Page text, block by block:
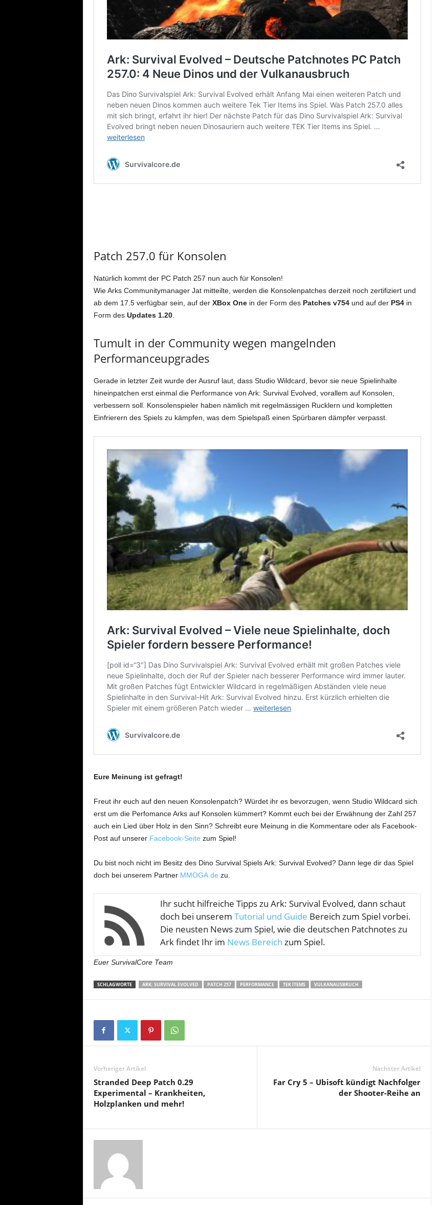
Patch 257.0 für Konsolen
Natürlich kommt der PC Patch 257 nun auch für Konsolen!
Wie Arks Communitymanager Jat mitteilte, werden die Konsolenpatches derzeit noch zertifiziert und
ab dem 17.5 verfügbar sein, auf der XBox Onein der Form des Patches v754und auf der PS4in
Form des Updates 1.20.
Tumult in der Community wegen mangelnden
Performanceupgrades
Gerade in letzter Zeit wurde der Ausruf laut, dass Studio Wildcard, bevor sie neue Spielinhalte
hineinpatchen erst einmal die Performance von Ark: Survival Evolved, vorallem auf Konsolen,
verbessern soll. Konsolenspieler haben nämlich mit regelmässigen Rucklern und kompletten
Einfrierern des Spiels zu kämpfen, was dem Spielspaß einen Spürbaren dämpfer verpasst.
Eure Meinung ist gefragt!
Freut ihr euch auf den neuen Konsolenpatch? Würdet ihr es bevorzugen, wenn Studio Wildcard sich
erst um die Perfomance Arks auf Konsolen kümmert? Kommt euch bei der Erwähnung der Zahl 257
auch ein Lied über Holz in den Sinn? Schreibt eure Meinung in die Kommentare oder als Facebook-
Post auf unserer Facebook-Seite zum Spiel!
Du bist noch nicht im Besitz des Dino Survival Spiels Ark: Survival Evolved? Dann lege dir das Spiel
doch bei unserem Partner MMOGA.de zu.
Ihr sucht hilfreiche Tipps zu Ark: Survival Evolved, dann schaut
doch bei unserem Tutorial und Guide Bereich zum Spiel vorbei.
Die neusten News zum Spiel, wie die deutschen Patchnotes zu
Ark findet Ihr im News Bereich zum Spiel.
Euer SurvivalCore Team
SCHLAGWORTE ARK: SURVIVAL EVOLVED PATCH 257 PERFORMANCE TEK ITEMS VULKANAUSBRUCH
Vorheriger Artikel
Stranded Deep Patch 0.29
Experimental – Krankheiten,
Holzplanken und mehr!
Nächster Artikel
Far Cry 5 – Ubisoft kündigt Nachfolger
der Shooter-Reihe an